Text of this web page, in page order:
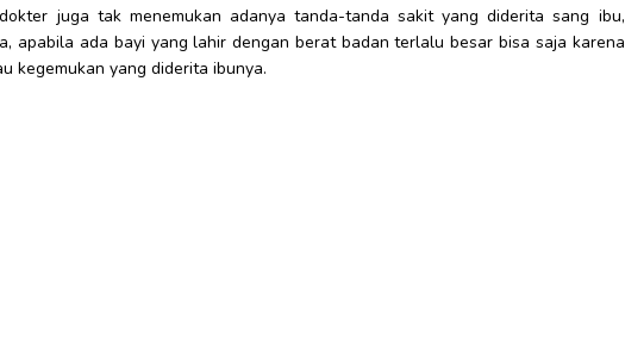
juga tak menemukan adanya tanda-tanda sakit yang diderita sang ibu,
apabila ada bayi yang lahir dengan berat badan terlalu besar bisa saja karena
kegemukan yang diderita ibunya.